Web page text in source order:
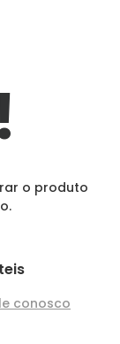
o produto
conosco